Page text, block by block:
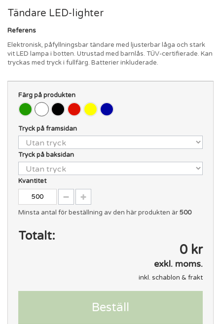
Tändare LED-lighter
Referens
Elektronisk, påfyllningsbar tändare med ljusterbar låga och stark
vit LED lampa i botten. Utrustad med barnlås. TÜV-certifierade. Kan
tryckas med tryck i fullfärg. Batterier inkluderade.
Färg på produkten
Tryck på framsidan
Tryck på baksidan
Kvantitet
Minsta antal för beställning av den här produkten är500
Totalt:
0 kr
exkl. moms.
inkl. schablon & frakt
Beställ